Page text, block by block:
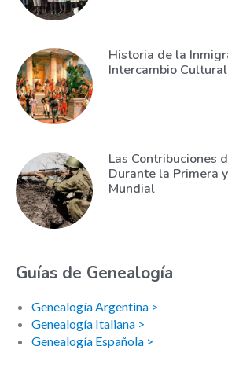
Historia de la
Intercambio
Las Contribuciones
Durante la Primera
Mundial
Guías de Genealogía
Genealogía Argentina >
Genealogía Italiana >
Genealogía Española >